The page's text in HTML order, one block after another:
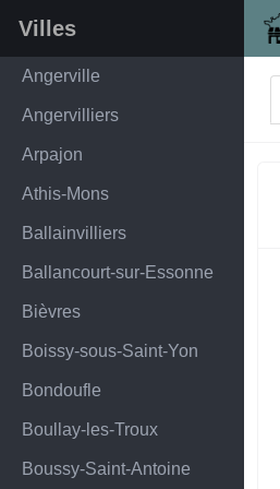
Villes
Angerville
Angervilliers
Arpajon
Athis-Mons
Ballainvilliers
Ballancourt-sur-Essonne
Bièvres
Boissy-sous-Saint-Yon
Bondoufle
Boullay-les-Troux
Boussy-Saint-Antoine